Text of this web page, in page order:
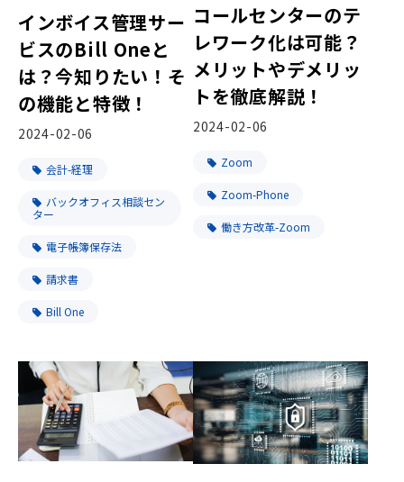
インボイス管理サー
ビスのBill Oneと
は？今知りたい！そ
の機能と特徴！
2024-02-06
会計-経理
バックオフィス相談セン
ター
電子帳簿保存法
請求書
Bill One
コールセンターのテ
レワーク化は可能？
メリットやデメリッ
トを徹底解説！
2024-02-06
Zoom
Zoom-Phone
働き方改革-Zoom